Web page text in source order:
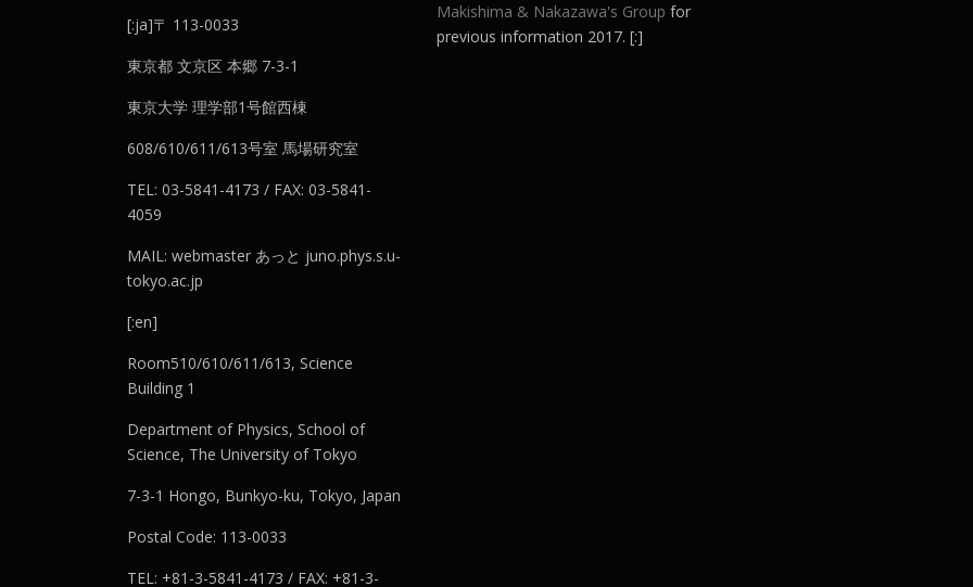
[:ja]〒 113-0033
東京都 文京区 本郷 7-3-1
東京大学 理学部1号館西棟
608/610/611/613号室 馬場研究室
TEL: 03-5841-4173 / FAX: 03-5841-
4059
MAIL: webmaster あっと juno.phys.s.u-
tokyo.ac.jp
[:en]
Room510/610/611/613, Science
Building 1
Department of Physics, School of
Science, The University of Tokyo
7-3-1 Hongo, Bunkyo-ku, Tokyo, Japan
Postal Code: 113-0033
TEL: +81-3-5841-4173 / FAX: +81-3-
Makishima & Nakazawa's Group for
previous information 2017. [:]